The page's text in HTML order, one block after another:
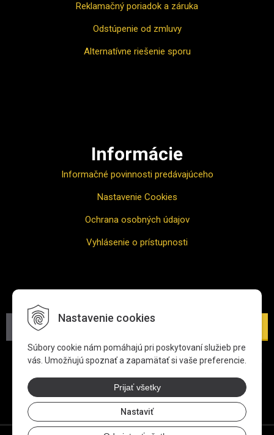
Nastavenie cookies
Súbory cookie nám pomáhajú pri poskytovaní služieb pre
vás. Umožňujú spoznať a zapamätať si vaše preferencie.
Prijať všetky
Nastaviť
Reklamačný poriadok a záruka
Odstúpenie od zmluvy
Alternatívne riešenie sporu
Informácie
Informačné povinnosti predávajúceho
Nastavenie Cookies
Ochrana osobných údajov
Vyhlásenie o prístupnosti
*Zadaním svojej e-mailovej adresy súhlasíte s jej spracovaním
osobných údajov